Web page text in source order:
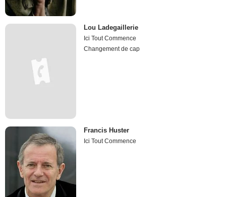
Lou Ladegaillerie
Ici Tout Commence
Changement de cap
Francis Huster
Ici Tout Commence